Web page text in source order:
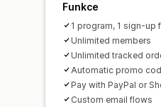
Funkce
1 program, 1 sign-up
Unlimited members
Unlimited tracked
Automatic promo
Pay with PayPal or
Custom email flows